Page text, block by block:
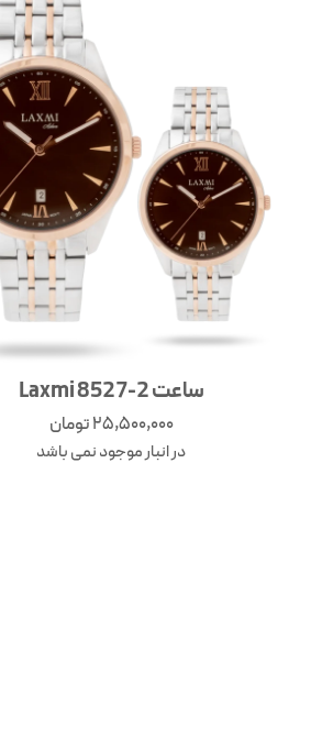
ساعت Laxmi 8527-2
25,500,000تومان
در انبار موجود نمی باشد